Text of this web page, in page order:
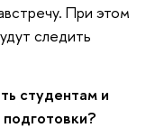
При этом
следить
студентам и